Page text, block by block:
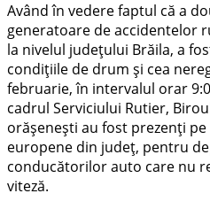
Având în vedere faptul că a
generatoare de accidentelor
la nivelul județului Brăila, a
condițiile de drum și cea
februarie, în intervalul orar
cadrul Serviciului Rutier,
orășenești au fost prezenți
europene din județ, pentru
conducătorilor auto care nu
viteză.